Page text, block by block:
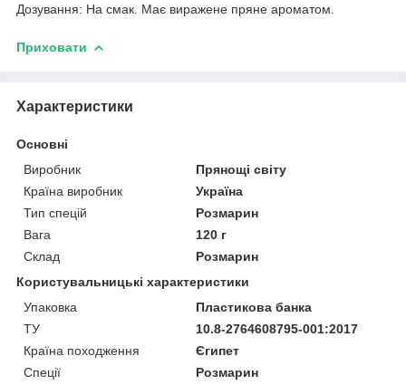
Дозування: На смак. Має виражене пряне ароматом.
Приховати
Характеристики
Основні
Виробник
Прянощі світу
Країна виробник
Україна
Тип спецій
Розмарин
Вага
120 г
Склад
Розмарин
Користувальницькі характеристики
Упаковка
Пластикова банка
ТУ
10.8-2764608795-001:2017
Країна походження
Єгипет
Спеції
Розмарин